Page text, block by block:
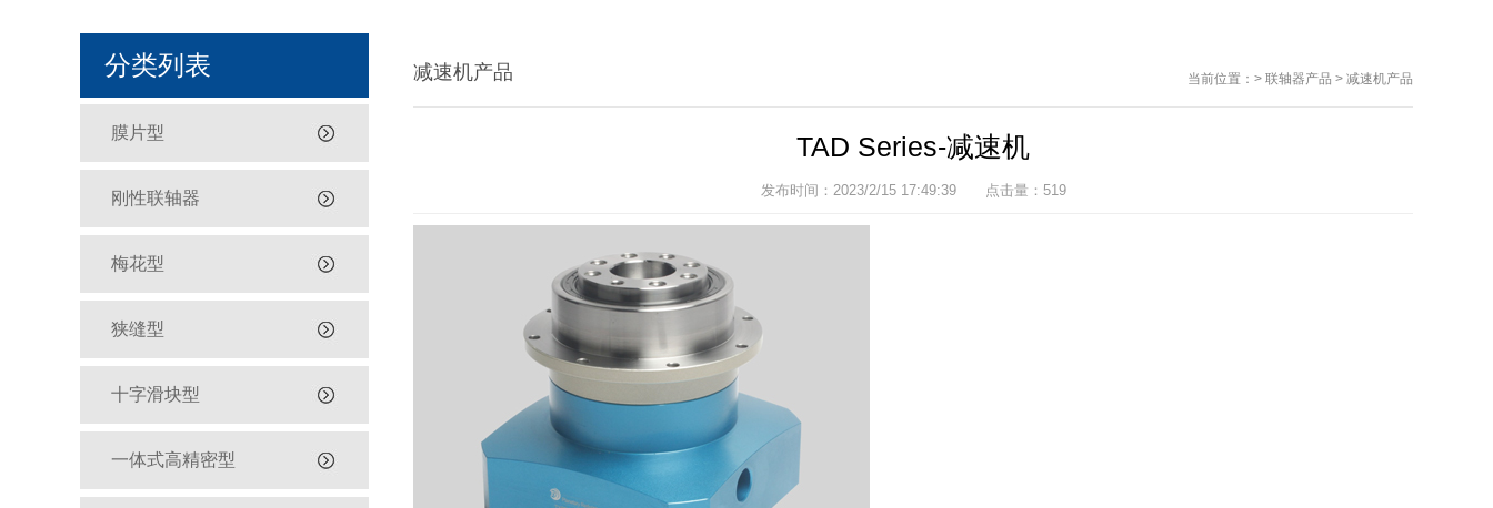
分类列表
膜片型
刚性联轴器
梅花型
狭缝型
十字滑块型
一体式高精密型
减速机产品 当前位置： > 联轴器产品 > 减速机产品
TAD Series-减速机
发布时间：2023/2/15 17:49:39 点击量： 519